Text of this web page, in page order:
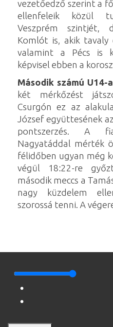
vezetőedző szerint a
ellenfeleik közül
Veszprém szintjét,
Komlót is, akik tavaly
valamint a Pécs is
képvisel ebben a
Második számú U14-
két mérkőzést
Csurgón ez az
József együttesének
pontszerzés. A
Nagyatáddal mérték
félidőben ugyan még
végül 18:22-re
második meccs a
nagy küzdelem
szorossá tenni. A